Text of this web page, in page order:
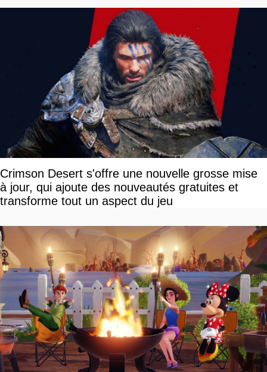
Crimson Desert s'offre une nouvelle grosse mise
à jour, qui ajoute des nouveautés gratuites et
transforme tout un aspect du jeu